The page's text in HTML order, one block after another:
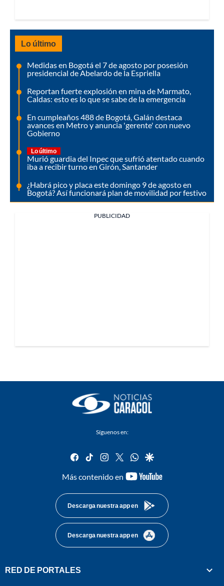
Lo último
Medidas en Bogotá el 7 de agosto por posesión
presidencial de Abelardo de la Espriella
Reportan fuerte explosión en mina de Marmato,
Caldas: esto es lo que se sabe de la emergencia
En cumpleaños 488 de Bogotá, Galán destaca
avances en Metro y anuncia 'gerente' con nuevo
Gobierno
Lo último
Murió guardia del Inpec que sufrió atentado cuando
iba a recibir turno en Girón, Santander
¿Habrá pico y placa este domingo 9 de agosto en
Bogotá? Así funcionará plan de movilidad por festivo
PUBLICIDAD
Síguenos en:
facebook
tiktok instagram
twitterwhatsapp
google
Más contenido en
youtube-
Descarga nuestra app en
Descarga nuestra app en
RED DE PORTALES